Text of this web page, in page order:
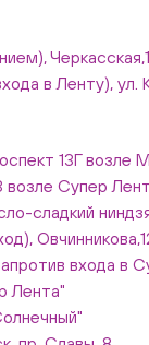
в Ленту), ул.
13Г возле
возле Супер
сладкий
входа в
Лента"